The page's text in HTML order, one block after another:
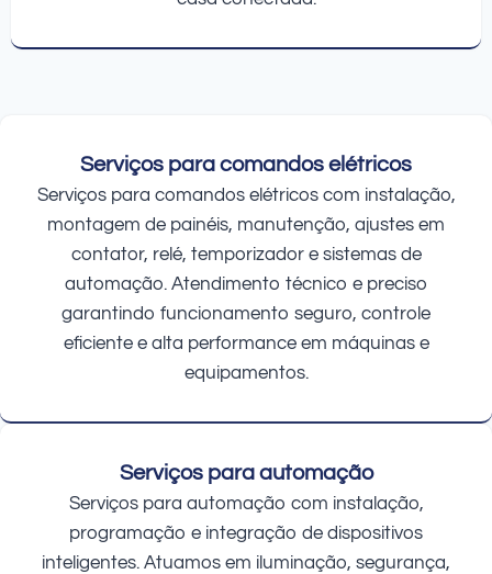
Serviços para comandos elétricos
Serviços para comandos elétricos com instalação,
montagem de painéis, manutenção, ajustes em
contator, relé, temporizador e sistemas de
automação. Atendimento técnico e preciso
garantindo funcionamento seguro, controle
eficiente e alta performance em máquinas e
equipamentos.
Serviços para automação
Serviços para automação com instalação,
programação e integração de dispositivos
inteligentes. Atuamos em iluminação, segurança,